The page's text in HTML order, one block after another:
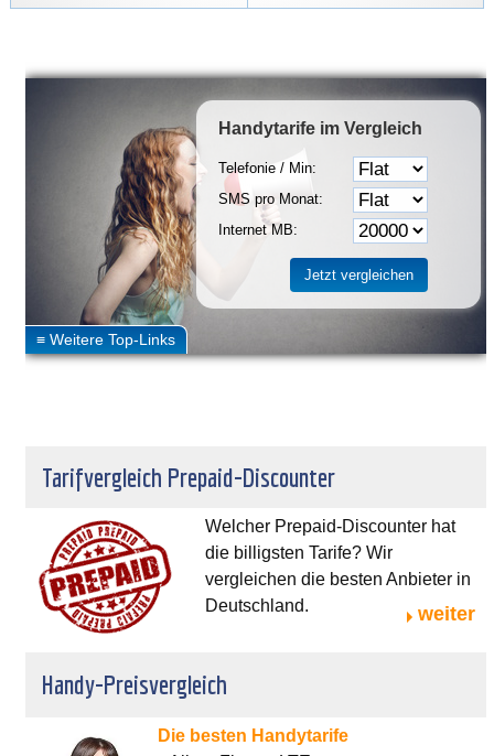
Handytarife im Vergleich
Telefonie / Min:
SMS pro Monat:
Internet MB:
Tarifvergleich Prepaid-Discounter
Welcher Prepaid-Discounter hat
die billigsten Tarife? Wir
vergleichen die besten Anbieter in
Deutschland.
weiter
Handy-Preisvergleich
Die besten Handytarife